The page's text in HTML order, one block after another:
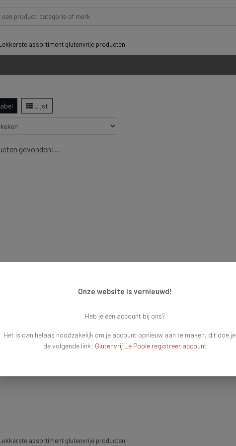
assortiment glutenvrije producten
Lijst
gevonden!...
assortiment glutenvrije producten
Onze website is vernieuwd!
Heb je een account bij ons?
Het is dan helaas noodzakelijk om je account opnieuw aan te maken, dit doe
de volgende link: Glutenvrij Le Poole registreer account